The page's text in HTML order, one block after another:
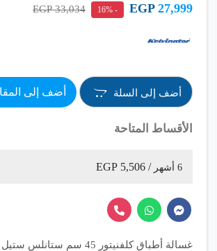
27,999
EGP
- 16%
33,034 EGP
أضف إلى السلة أضف إلى
الأقساط المتاحة
6 أشهر / 5,506 EGP
غسالة أطباق كلفنيتور 45 سم ستانلس ستيل